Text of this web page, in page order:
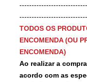
TODOS OS
ENCOMENDA (OU
ENCOMENDA)
Ao realizar a
acordo com as